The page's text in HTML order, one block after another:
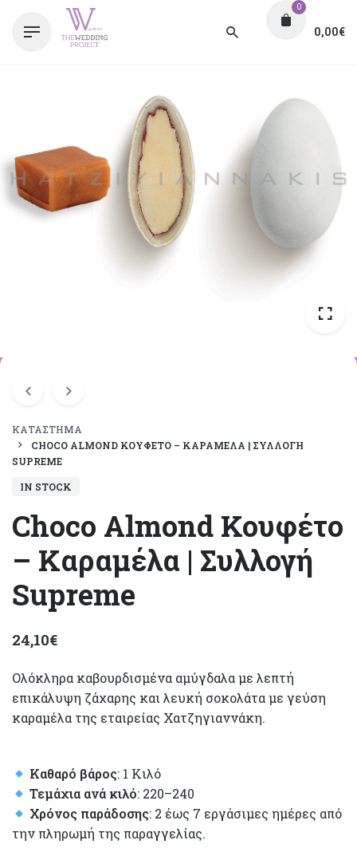
0,00€
0
ΚΑΤΆΣΤΗΜΑ
CHOCO ALMOND ΚΟΥΦΈΤΟ – ΚΑΡΑΜΈΛΑ | ΣΥΛΛΟΓΉ
SUPREME
IN STOCK
Choco Almond Κουφέτο
– Καραμέλα | Συλλογή
Supreme
24,10€
Ολόκληρα καβουρδισμένα αμύγδαλα με λεπτή
επικάλυψη ζάχαρης και λευκή σοκολάτα με γεύση
καραμέλα της εταιρείας Χατζηγιαννάκη.
Καθαρό βάρος: 1 Κιλό
Τεμάχια ανά κιλό: 220–240
Χρόνος παράδοσης: 2 έως 7 εργάσιμες ημέρες από
την πληρωμή της παραγγελίας.